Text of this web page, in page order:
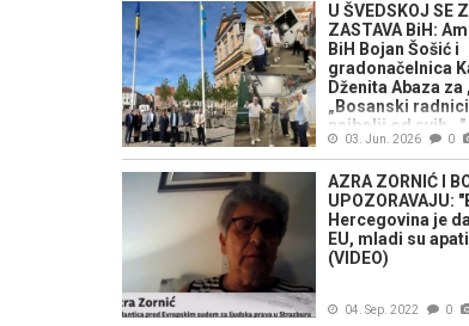
U ŠVEDSKOJ SE
ZASTAVA BiH:
BiH Bojan Šošić i
gradonačelnica
Dženita Abaza za
„Bosanski
najbolji od svih..."
03. Jun. 2026 0
AZRA ZORNIĆ I
UPOZORAVAJU:
Hercegovina je
EU, mladi su
(VIDEO)
04. Sep. 2022 0